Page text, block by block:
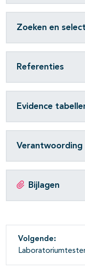
Zoeken en
Referenties
Evidence
Verantwoording
Bijlagen
Volgende: